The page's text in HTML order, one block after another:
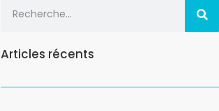
Articles récents